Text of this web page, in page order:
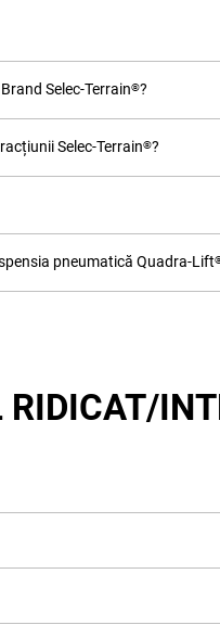
Brand Selec-Terrain®?
Selec-Terrain®?
pneumatică Quadra-Lift
RIDICAT/